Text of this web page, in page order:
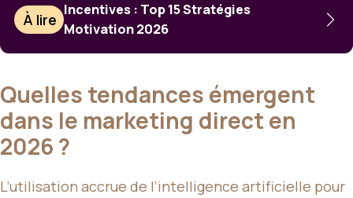
À lire
Incentives : Top 15 Stratégies
Motivation 2026
Quelles tendances émergent
dans le marketing direct en
2026 ?
L’utilisation accrue de l’intelligence artificielle pour